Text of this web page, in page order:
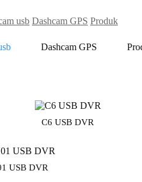
usb Dashcam GPS Produk
Dashcam GPS
C6 USB DVR
USB DVR